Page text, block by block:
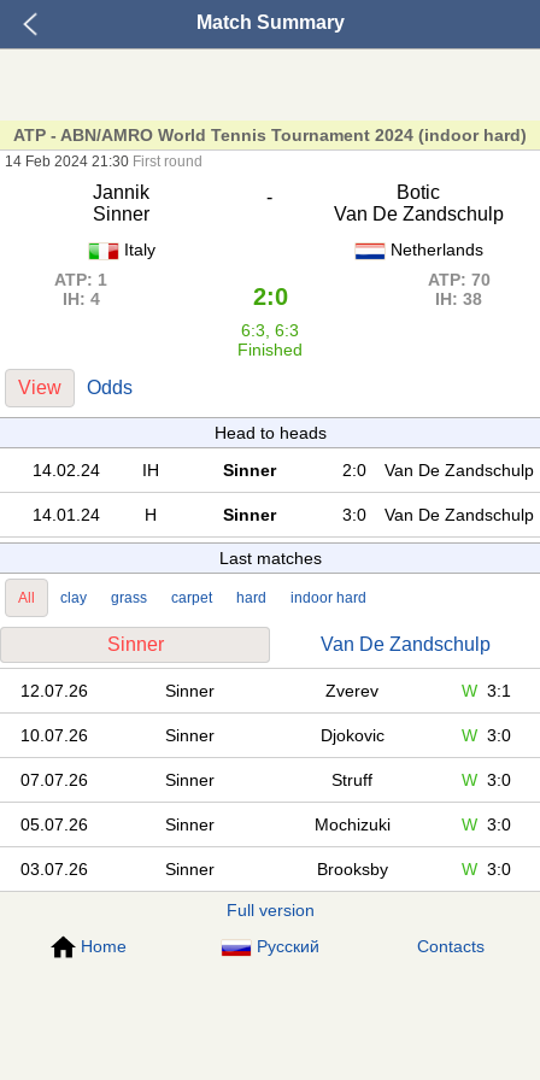
Match Summary
ATP - ABN/AMRO World Tennis Tournament 2024 (indoor hard)
14 Feb 2024 21:30 First round
Jannik
Sinner
-
Botic
Van De Zandschulp
Italy
Netherlands
ATP: 1
IH: 4
2:0
ATP: 70
IH: 38
6:3, 6:3
Finished
View Odds
Head to heads
14.02.24
IH Sinner 2:0 Van De Zandschulp
14.01.24 H Sinner 3:0 Van De Zandschulp
Last matches
All clay grass carpet hard indoor hard
Sinner Van De Zandschulp
12.07.26 Sinner Zverev W 3:1
10.07.26 Sinner Djokovic W 3:0
07.07.26 Sinner Struff W 3:0
05.07.26 Sinner Mochizuki W 3:0
03.07.26 Sinner Brooksby W 3:0
Full version
Home
Русский Contacts